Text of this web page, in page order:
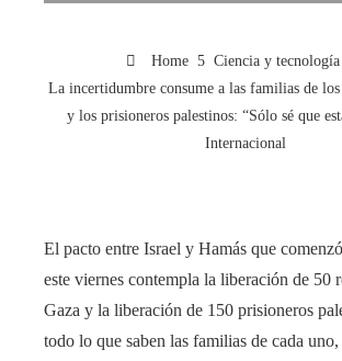
Home
Ciencia y tecnología
La incertidumbre consume a las familias de los
y los prisioneros palestinos: “Sólo sé que
Internacional
El pacto entre Israel y Hamás que
este viernes contempla la liberación de 50
Gaza y la liberación de 150 prisioneros
todo lo que saben las familias de cada